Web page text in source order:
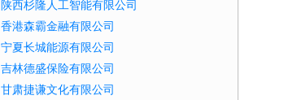
陕西杉隆人工智能有限公司
香港森霸金融有限公司
宁夏长城能源有限公司
吉林德盛保险有限公司
甘肃捷谦文化有限公司